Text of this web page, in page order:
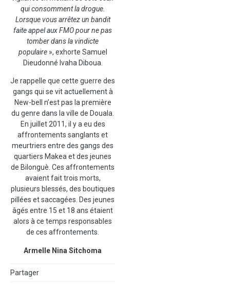
qui consomment la drogue.
Lorsque vous arrêtez un bandit
faite appel aux FMO pour ne pas
tomber dans la vindicte
populaire», exhorte Samuel
Dieudonné Ivaha Diboua.
Je rappelle que cette guerre des
gangs qui se vit actuellement à
New-bell n’est pas la première
du genre dans la ville de Douala.
En juillet 2011, il y a eu des
affrontements sanglants et
meurtriers entre des gangs des
quartiers Makea et des jeunes
de Bilonguè. Ces affrontements
avaient fait trois morts,
plusieurs blessés, des boutiques
pillées et saccagées. Des jeunes
âgés entre 15 et 18 ans étaient
alors à ce temps responsables
de ces affrontements.
Armelle Nina Sitchoma
Partager